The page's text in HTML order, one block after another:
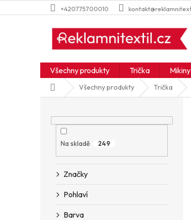
na
+420775700010
Všechny produkty Trička Mikiny
Domů Všechny produkty Trička
Na skladě 249
Značky
Pohlaví
Barva